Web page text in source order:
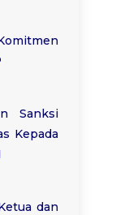
Sanksi
Kepada
dan